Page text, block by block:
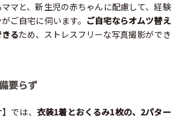
マと、新生児の赤ちゃんに配慮して、経験
ご自宅に伺います。 ご自宅ならオムツ替え
るため、ストレスフリーな写真撮影ができ
要らず
では、 衣装1着とおくるみ1枚の、2パター